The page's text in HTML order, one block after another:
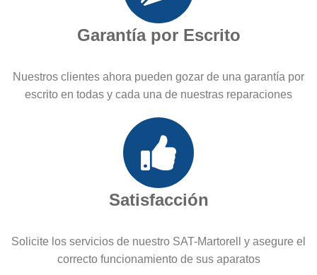
Garantía por Escrito
Nuestros clientes ahora pueden gozar de una garantía por
escrito en todas y cada una de nuestras reparaciones
Satisfacción
Solicite los servicios de nuestro SAT-Martorell y asegure el
correcto funcionamiento de sus aparatos